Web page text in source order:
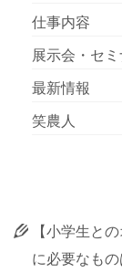
仕事内容
展示会・セ
最新情報
笑農人
【小学生と
に必要なも